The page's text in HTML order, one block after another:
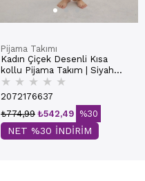
Pijama Takımı
Kadın Çiçek Desenli Kısa
kollu Pijama Takım | Siyah
30102-1167
★ ★ ★ ★ ★
2072176637
₺542,49
₺774,99 %30
NET %30 İNDİRİM